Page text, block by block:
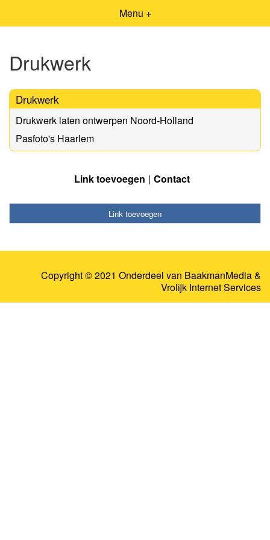
Menu +
Drukwerk
Drukwerk
Drukwerk laten ontwerpen Noord-Holland
Pasfoto's Haarlem
Link toevoegen Contact
Link toevoegen
Copyright © 2021 Onderdeel van BaakmanMedia&
Vrolijk Internet Services